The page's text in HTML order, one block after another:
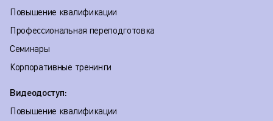
Повышение квалификации
Профессиональная переподготовка
Семинары
Корпоративные тренинги
Видеодоступ:
Повышение квалификации